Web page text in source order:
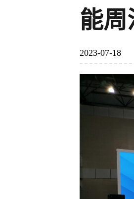
能周
2023-07-18